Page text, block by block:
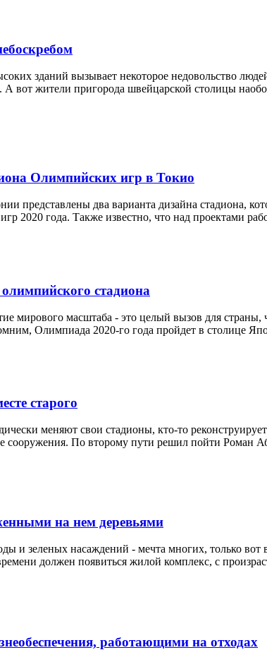
зданий вызывает некоторое недовольство
А вот жители пригорода швейцарской столицы
Олимпийских игр в Токио
представлены два варианта дизайна стадиона,
2020 года. Также известно, что над проектами
стадиона
мирового масштаба - это целый вызов для страны,
Олимпиада 2020-го года пройдет в столице
старого
меняют свои стадионы, кто-то
сооружения. По второму пути решил пойти Роман
на нем деревьями
и зеленых насаждений - мечта многих, только вот в
должен появиться жилой комплекс, с
работающими на отходах